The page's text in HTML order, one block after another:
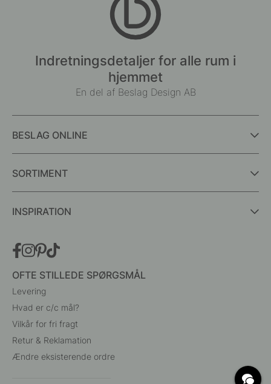
Indretningsdetaljer for alle rum i
hjemmet
En del af Beslag Design AB
BESLAG ONLINE
SORTIMENT
INSPIRATION
OFTE STILLEDE SPØRGSMÅL
Levering
Hvad er c/c mål?
Vilkår for fri fragt
Retur & Reklamation
Ændre eksisterende ordre